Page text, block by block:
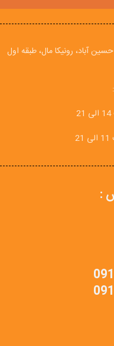
آباد، رونیکا مال، طبقه اول
: